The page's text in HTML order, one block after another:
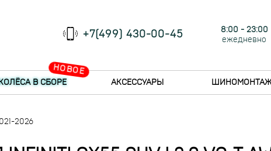
+7(499) 430-00-45
8:00 - 23:00
ежедневно
НОВОЕ
В СБОРЕ АКСЕССУАРЫ ШИНОМОНТАЖ
2026